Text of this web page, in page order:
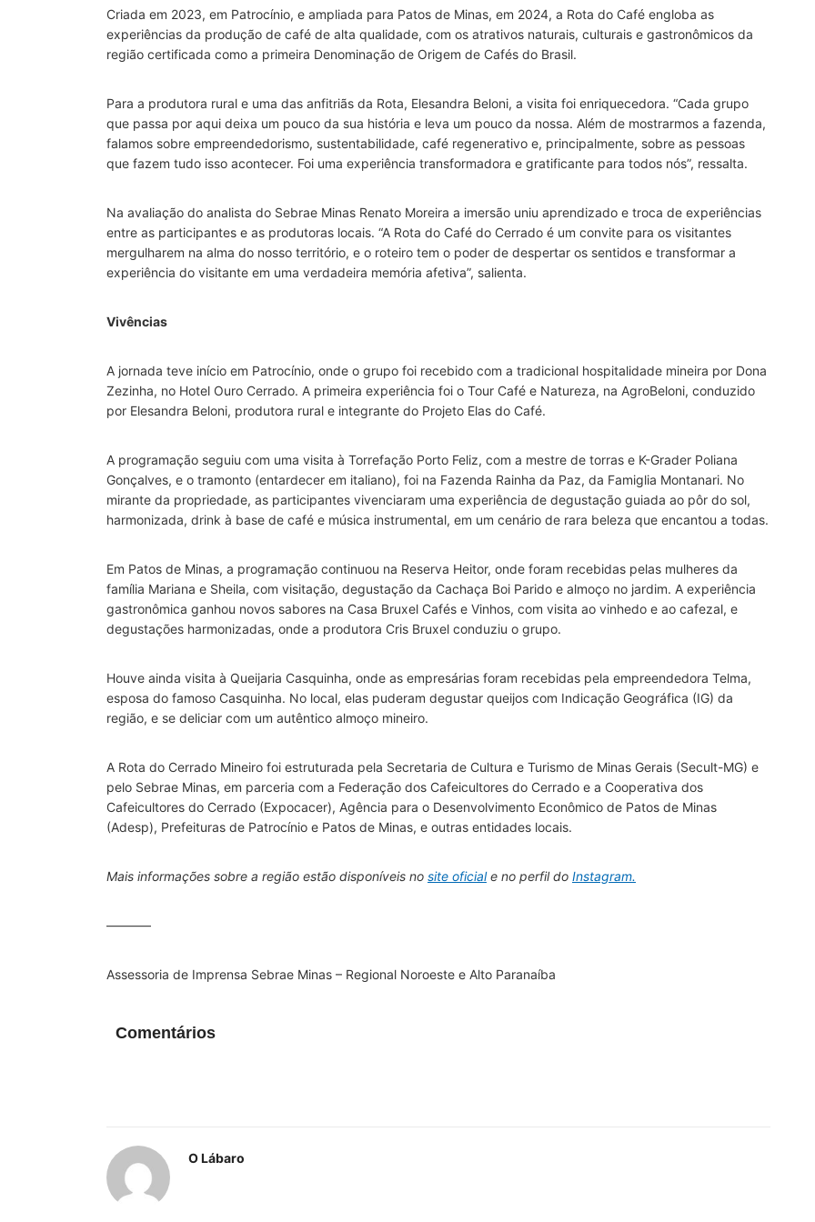
Criada em 2023, em Patrocínio, e ampliada para Patos de Minas, em 2024, a Rota do Café engloba as
experiências da produção de café de alta qualidade, com os atrativos naturais, culturais e gastronômicos da
região certificada como a primeira Denominação de Origem de Cafés do Brasil.
Para a produtora rural e uma das anfitriãs da Rota, Elesandra Beloni, a visita foi enriquecedora. “Cada grupo
que passa por aqui deixa um pouco da sua história e leva um pouco da nossa. Além de mostrarmos a fazenda,
falamos sobre empreendedorismo, sustentabilidade, café regenerativo e, principalmente, sobre as pessoas
que fazem tudo isso acontecer. Foi uma experiência transformadora e gratificante para todos nós”, ressalta.
Na avaliação do analista do Sebrae Minas Renato Moreira a imersão uniu aprendizado e troca de experiências
entre as participantes e as produtoras locais. “A Rota do Café do Cerrado é um convite para os visitantes
mergulharem na alma do nosso território, e o roteiro tem o poder de despertar os sentidos e transformar a
experiência do visitante em uma verdadeira memória afetiva”, salienta.
Vivências
A jornada teve início em Patrocínio, onde o grupo foi recebido com a tradicional hospitalidade mineira por Dona
Zezinha, no Hotel Ouro Cerrado. A primeira experiência foi o Tour Café e Natureza, na AgroBeloni, conduzido
por Elesandra Beloni, produtora rural e integrante do Projeto Elas do Café.
A programação seguiu com uma visita à Torrefação Porto Feliz, com a mestre de torras e K-Grader Poliana
Gonçalves, e o tramonto (entardecer em italiano), foi na Fazenda Rainha da Paz, da Famiglia Montanari. No
mirante da propriedade, as participantes vivenciaram uma experiência de degustação guiada ao pôr do sol,
harmonizada, drink à base de café e música instrumental, em um cenário de rara beleza que encantou a todas.
Em Patos de Minas, a programação continuou na Reserva Heitor, onde foram recebidas pelas mulheres da
família Mariana e Sheila, com visitação, degustação da Cachaça Boi Parido e almoço no jardim. A experiência
gastronômica ganhou novos sabores na Casa Bruxel Cafés e Vinhos, com visita ao vinhedo e ao cafezal, e
degustações harmonizadas, onde a produtora Cris Bruxel conduziu o grupo.
Houve ainda visita à Queijaria Casquinha, onde as empresárias foram recebidas pela empreendedora Telma,
esposa do famoso Casquinha. No local, elas puderam degustar queijos com Indicação Geográfica (IG) da
região, e se deliciar com um autêntico almoço mineiro.
A Rota do Cerrado Mineiro foi estruturada pela Secretaria de Cultura e Turismo de Minas Gerais (Secult-MG) e
pelo Sebrae Minas, em parceria com a Federação dos Cafeicultores do Cerrado e a Cooperativa dos
Cafeicultores do Cerrado (Expocacer), Agência para o Desenvolvimento Econômico de Patos de Minas
(Adesp), Prefeituras de Patrocínio e Patos de Minas, e outras entidades locais.
Mais informações sobre a região estão disponíveis no site oficiale no perfil do Instagram.
———–
Assessoria de Imprensa Sebrae Minas – Regional Noroeste e Alto Paranaíba
Comentários
O Lábaro